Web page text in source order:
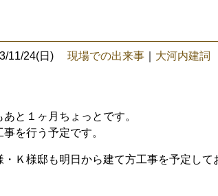
11/24(日) 現場での出来事 大河内建詞
と１ヶ月ちょっとです。
を行う予定です。
Ｋ様邸も明日から建て方工事を予定し